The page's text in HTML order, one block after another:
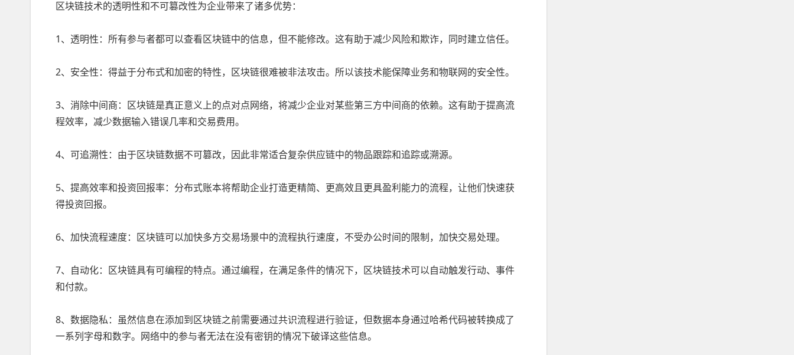
区块链技术的透明性和不可篡改性为企业带来了诸多优势：
1、透明性：所有参与者都可以查看区块链中的信息，但不能修改。这有助于减少风险和欺诈，同时建立信任。
2、安全性：得益于分布式和加密的特性，区块链很难被非法攻击。所以该技术能保障业务和物联网的安全性。
3、消除中间商：区块链是真正意义上的点对点网络，将减少企业对某些第三方中间商的依赖。这有助于提高流
程效率，减少数据输入错误几率和交易费用。
4、可追溯性：由于区块链数据不可篡改，因此非常适合复杂供应链中的物品跟踪和追踪或溯源。
5、提高效率和投资回报率：分布式账本将帮助企业打造更精简、更高效且更具盈利能力的流程，让他们快速获
得投资回报。
6、加快流程速度：区块链可以加快多方交易场景中的流程执行速度，不受办公时间的限制，加快交易处理。
7、自动化：区块链具有可编程的特点。通过编程，在满足条件的情况下，区块链技术可以自动触发行动、事件
和付款。
8、数据隐私：虽然信息在添加到区块链之前需要通过共识流程进行验证，但数据本身通过哈希代码被转换成了
一系列字母和数字。网络中的参与者无法在没有密钥的情况下破译这些信息。